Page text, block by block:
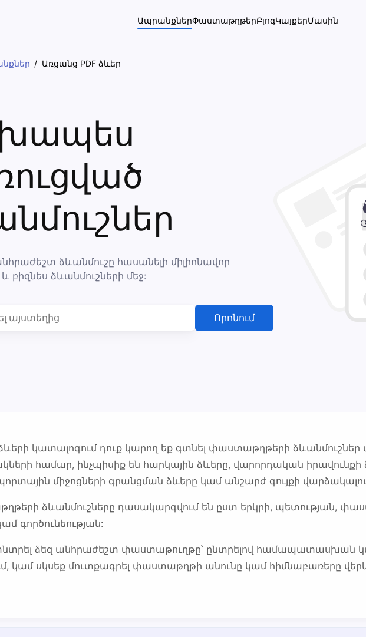
ԱպրանքներՓաստաթղթերԲլոգԿայքերՄասին
Առցանց PDF ձևեր
ձևանմուշը հասանելի միլիոնավոր
բիզնես ձևանմուշների մեջ:
Որոնում
ձևերի կատալոգում դուք կարող եք գտնել փաստաթղթերի
համար, ինչպիսիք են հարկային ձևերը, վարորդական իրավունքի
միջոցների գրանցման ձևերը կամ անշարժ գույքի
ձևանմուշները դասակարգվում են ըստ երկրի, պետության,
գործունեության:
ձեզ անհրաժեշտ փաստաթուղթը՝ ընտրելով համապատասխան
կամ սկսեք մուտքագրել փաստաթղթի անունը կամ հիմնաբառերը